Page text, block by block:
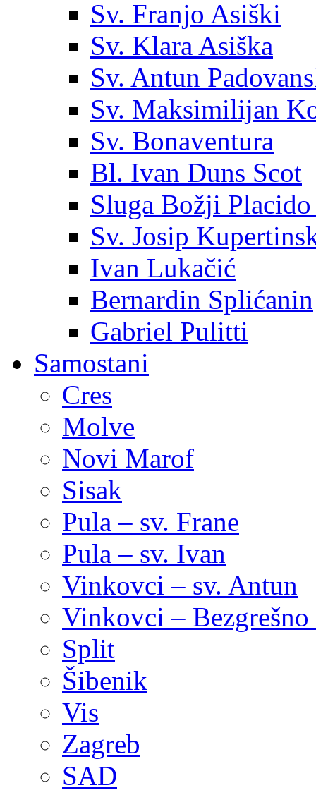
Sv. Franjo Asiški
Sv. Klara Asiška
Sv. Antun
Sv. Maksimilijan
Sv. Bonaventura
Bl. Ivan Duns Scot
Sluga Božji Placido
Sv. Josip
Ivan Lukačić
Bernardin Splićanin
Gabriel Pulitti
Samostani
Cres
Molve
Novi Marof
Sisak
Pula – sv. Frane
Pula – sv. Ivan
Vinkovci – sv. Antun
Vinkovci –
Split
Šibenik
Vis
Zagreb
SAD